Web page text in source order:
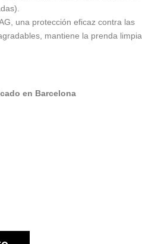
una protección eficaz contra las
mantiene la prenda limpia
en Barcelona